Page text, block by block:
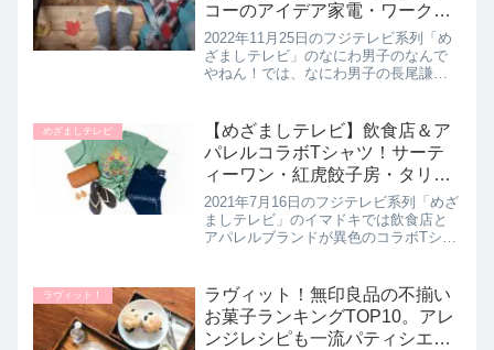
コーのアイデア家電・ワークマ
ン女子のコットンキャンパーな
ど）開発の謎！なにわ男子のな
んでやねん｜11月24日
2022年11月25日のフジテレビ系列「め
ざましテレビ」のなにわ男子のなんで
やねん！では、なにわ男子の長尾謙杜
んが解明した話題の商品を詳しく紹介
します。アイデア家電メーカー...
めざましテレビ
【めざましテレビ】飲食店＆ア
パレルコラボTシャツ！サーテ
ィーワン・紅虎餃子房・タリー
ズコーヒー・天下一品！イマド
キ｜7月16日
2021年7月16日のフジテレビ系列「めざ
ましテレビ」のイマドキでは飲食店と
アパレルブランドが異色のコラボTシャ
しく紹介します。>>めざましテレビ記
事一覧はこちら飲食店×ア...
ラヴィット！
ラヴィット！無印良品の不揃い
お菓子ランキングTOP10。アレ
ンジレシピも一流パティシエが